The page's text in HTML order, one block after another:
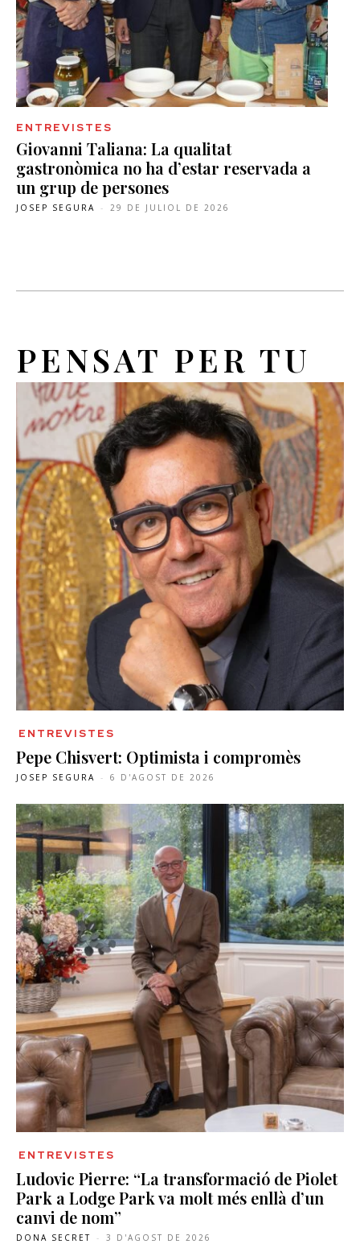
ENTREVISTES
Giovanni Taliana: La qualitat
gastronòmica no ha d’estar reservada a
un grup de persones
JOSEP SEGURA - 29 DE JULIOL DE 2026
PENSAT PER TU
ENTREVISTES
Pepe Chisvert: Optimista i compromès
JOSEP SEGURA - 6 D'AGOST DE 2026
ENTREVISTES
Ludovic Pierre: “La transformació de Piolet
Park a Lodge Park va molt més enllà d’un
canvi de nom”
DONA SECRET - 3 D'AGOST DE 2026